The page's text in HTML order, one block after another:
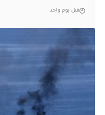
قبل يوم واحد